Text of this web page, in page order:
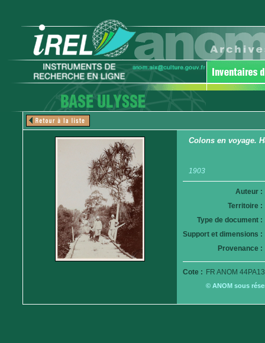
Colons en voyage.
1903
Auteur :
Territoire :
Type de document :
Support et dimensions :
Provenance :
Cote : FR ANOM
© ANOM sous